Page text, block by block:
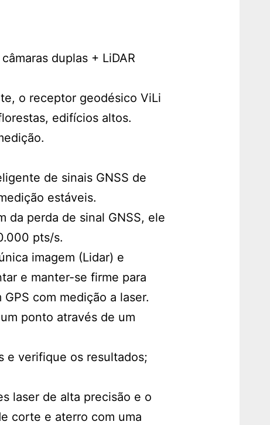
duplas + LiDAR
o receptor geodésico ViLi
edifícios altos.
de sinais GNSS de
estáveis.
da perda de sinal GNSS, ele
pts/s.
imagem (Lidar) e
e manter-se firme para
com medição a laser.
ponto através de um
e verifique os resultados;
laser de alta precisão e o
corte e aterro com uma